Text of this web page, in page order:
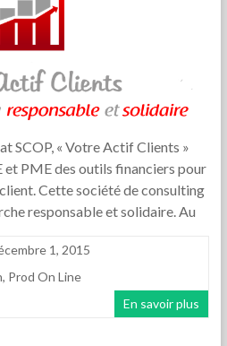
SCOP, « Votre Actif Clients »
et PME des outils financiers pour
Cette société de consulting
responsable et solidaire. Au
1, 2015
, Prod On Line
En savoir plus